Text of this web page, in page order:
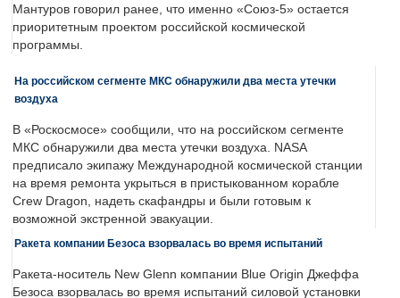
Мантуров говорил ранее, что именно «Союз-5» остается
приоритетным проектом российской космической
программы.
На российском сегменте МКС обнаружили два места утечки
воздуха
В «Роскосмосе» сообщили, что на российском сегменте
МКС обнаружили два места утечки воздуха. NASA
предписало экипажу Международной космической станции
на время ремонта укрыться в пристыкованном корабле
Crew Dragon, надеть скафандры и были готовым к
возможной экстренной эвакуации.
Ракета компании Безоса взорвалась во время испытаний
Ракета-носитель New Glenn компании Blue Origin Джеффа
Безоса взорвалась во время испытаний силовой установки